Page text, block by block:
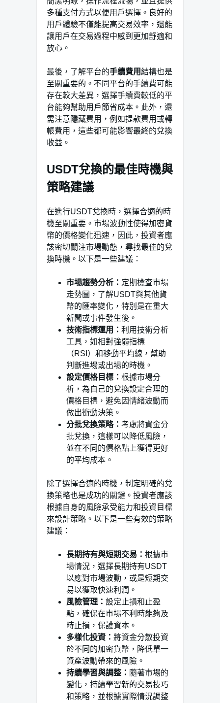
多種支付方式以便用戶選擇。良好的
用戶體驗不僅能提高交易效率，還能
讓用戶在交易過程中感到更加舒適和
放心。
最後，了解平台的手續費用結構也是
至關重要的。不同平台的手續費可能
存在較大差異，選擇手續費較低的平
台能夠幫助用戶節省成本。此外，還
需注意隱藏費用，例如提款費用或轉
帳費用，這些都可能影響最終的兌換
收益。
USDT兌換的最佳時機與
策略建議
在進行USDT兌換時，選擇合適的時
機至關重要。市場波動性使得加密貨
幣的價格變化迅速，因此，投資者應
該密切關注市場動態，尋找最佳的兌
換時機。以下是一些建議：
市場趨勢分析： 定期檢查市場
走勢圖，了解USDT與其他貨
幣的匯率變化，特別是在重大
新聞或事件發生後。
技術指標運用： 利用技術分析
工具，如相對強弱指標
（RSI）和移動平均線，幫助
判斷進場或出場的時機。
設定價格目標： 根據市場分
析，為自己的兌換設定合理的
價格目標，避免因情緒波動而
做出衝動決策。
分批兌換策略： 考慮將資金分
批兌換，這樣可以降低風險，
並在不同的價格點上獲得更好
的平均成本。
除了選擇合適的時機，制定明確的兌
換策略也是成功的關鍵。投資者應該
根據自身的風險承受能力和投資目標
來設計策略。以下是一些有效的策略
建議：
長期持有與短期交易： 根據市
場情況，選擇長期持有USDT
以應對市場波動，或是短期交
易以獲取快速利潤。
風險管理： 設定止損和止盈
點，確保在市場不利時能夠及
時止損，保護資本。
多樣化投資： 將資金分散投資
於不同的加密貨幣，降低單一
資產波動帶來的風險。
持續學習與調整： 隨著市場的
變化，持續學習新的交易技巧
和策略，並根據實際情況調整